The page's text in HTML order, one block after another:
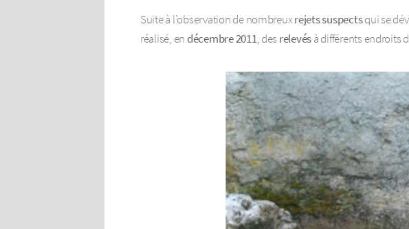
Suite à l’observation de nombreuxrejets suspectsqui se
réalisé, endécembre 2011, desrelevésà différents endroits